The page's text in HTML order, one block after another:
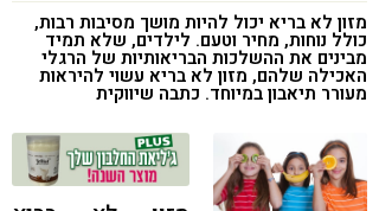
ניקוי רעלים
מזונות על
ילדים
תזונה וספורט
הפרעות קשב & ריכוז
אכילה רגשית
רגישות לגלוטן
טעים להכיר
קורונה
טבעונות
מזון לא בריא יכול להיות מושך מסיבות רבות,
כולל נוחות, מחיר וטעם. לילדים, שלא תמיד
מבינים את ההשלכות הבריאותיות של הרגלי
האכילה שלהם, מזון לא בריא עשוי להיראות
מעורר תיאבון במיוחד. כתבה שיווקית